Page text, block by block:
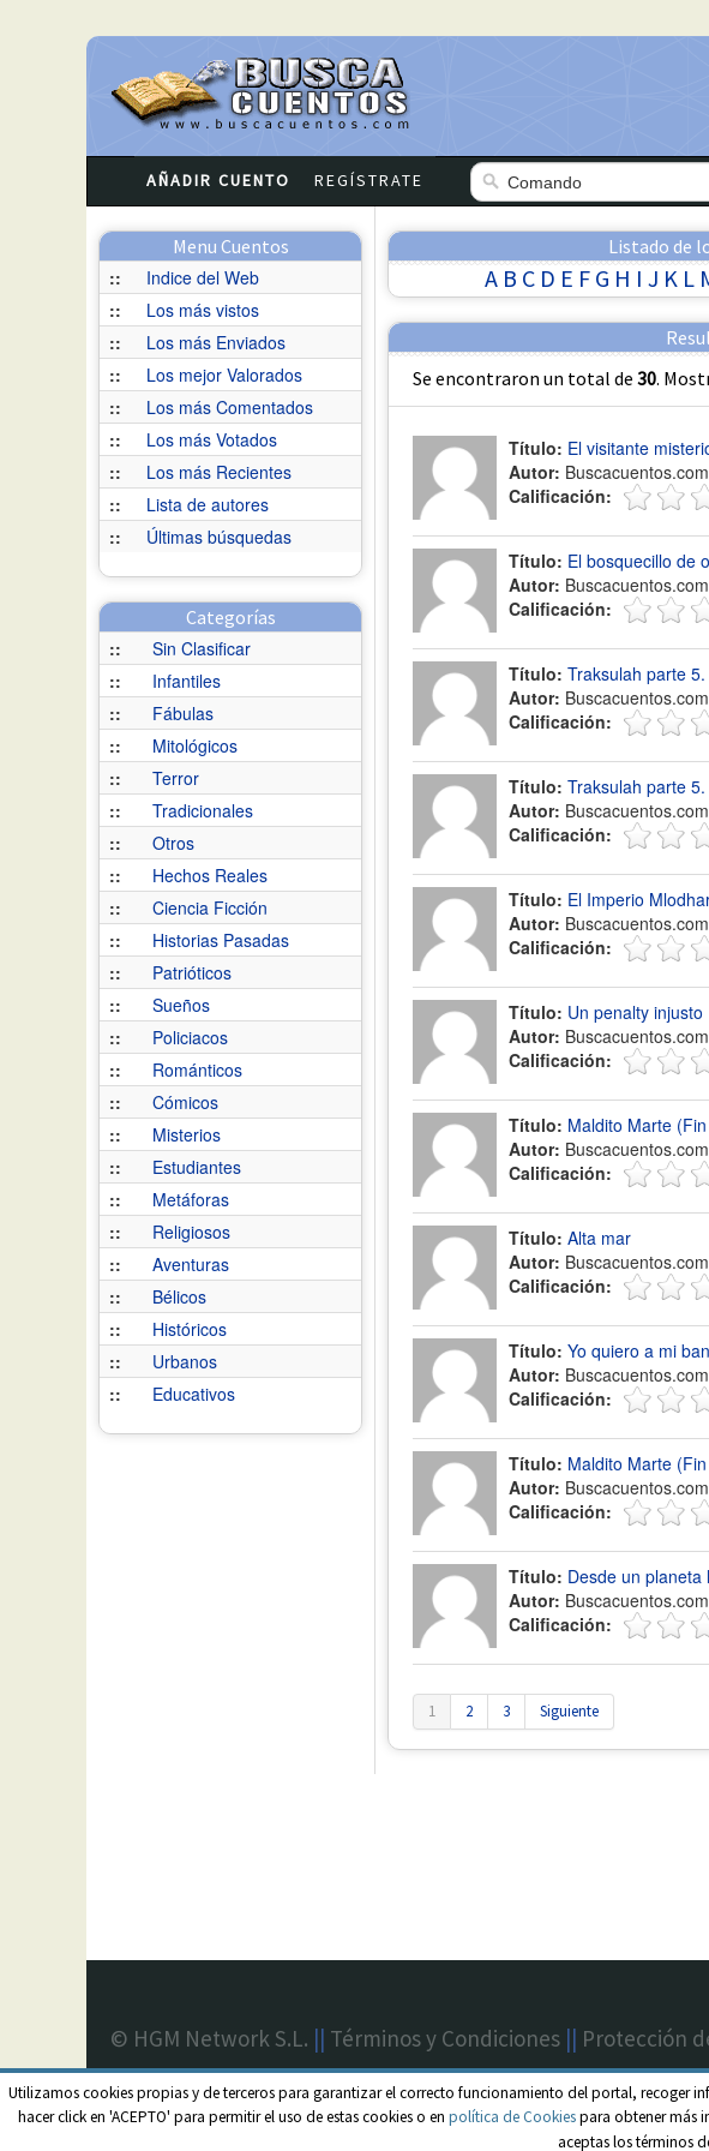
Utilizamos cookies propias y de terceros para garantizar el correcto funcionamiento del portal, recoger
hacer click en 'ACEPTO' para permitir el uso de estas cookies o en política de Cookiespara obtener más
aceptas los términos
AÑADIR CUENTO REGÍSTRATE
Menu Cuentos
::
Indice del Web
::
Los más vistos
::
Los más Enviados
::
Los mejor Valorados
::
Los más Comentados
::
Los más Votados
::
Los más Recientes
::
Lista de autores
::
Últimas búsquedas
Categorías
::
Sin Clasificar
::
Infantiles
::
Fábulas
::
Mitológicos
::
Terror
::
Tradicionales
::
Otros
::
Hechos Reales
::
Ciencia Ficción
::
Historias Pasadas
::
Patrióticos
::
Sueños
::
Policiacos
::
Románticos
::
Cómicos
::
Misterios
::
Estudiantes
::
Metáforas
::
Religiosos
::
Aventuras
::
Bélicos
::
Históricos
::
Urbanos
::
Educativos
Listado de
A B C D E F G H I J K L
Se encontraron un total de 30.
Título: El visitante
Autor:
Calificación:
Título: El bosquecillo de
Autor:
Calificación:
Título: Traksulah parte 5.
Autor:
Calificación:
Título: Traksulah parte 5.
Autor:
Calificación:
Título: El Imperio
Autor:
Calificación:
Título: Un penalty injusto
Autor:
Calificación:
Título: Maldito Marte
Autor:
Calificación:
Título: Alta mar
Autor:
Calificación:
Título: Yo quiero a mi
Autor:
Calificación:
Título: Maldito Marte
Autor:
Calificación:
Título: Desde un planeta
Autor:
Calificación:
1 2 3 Siguiente
© HGM Network S.L. || Términos y Condiciones || Protección